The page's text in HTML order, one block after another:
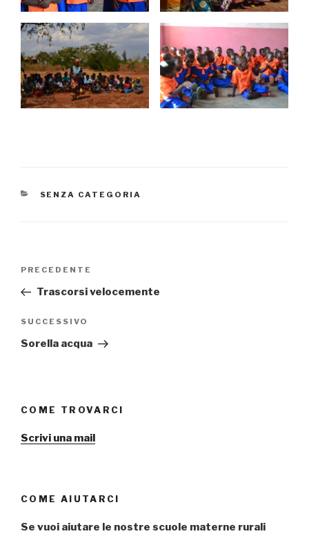
CATEGORIE
SENZA CATEGORIA
Navigazione
Articolo
precedente:
PRECEDENTE
Trascorsi velocemente
Articolo
successivo
SUCCESSIVO
Sorella acqua
COME TROVARCI
Scrivi una mail
COME AIUTARCI
Se vuoi aiutare le nostre scuole materne rurali